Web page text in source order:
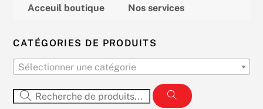
Acceuil boutique Nos services
CATÉGORIES DE PRODUITS
Sélectionner une catégorie